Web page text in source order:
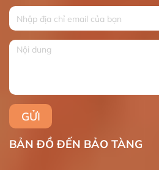
BẢN ĐỒ ĐẾN BẢO TÀNG